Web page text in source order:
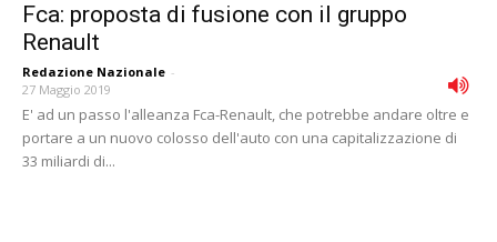
Fca: proposta di fusione con il gruppo
Renault
Redazione Nazionale -
27 Maggio 2019
E' ad un passo l'alleanza Fca-Renault, che potrebbe andare oltre e
portare a un nuovo colosso dell'auto con una capitalizzazione di
33 miliardi di...